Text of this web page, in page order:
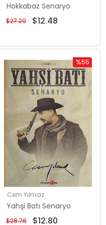
Hokkabaz Senaryo
$12.48
$27.20
Cem Yılmaz
Yahşi Batı Senaryo
$12.80
$28.76
%55
İndirim